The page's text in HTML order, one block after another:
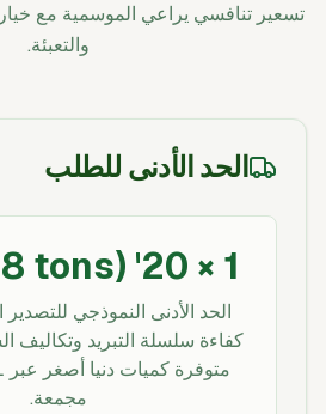
تسعير تنافسي يراعي الموسمية مع
والتعبئة.
الحد الأدنى للطلب
1 × 20' FCL (~18 tons)
الحد الأدنى النموذجي
كفاءة سلسلة التبريد وتكاليف
مجمعة.